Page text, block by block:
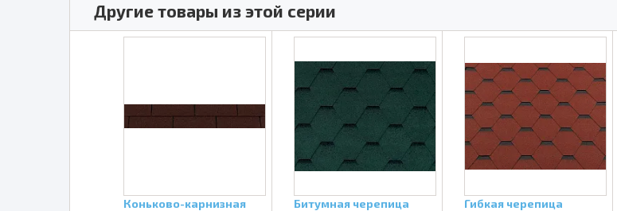
Другие товары из этой серии
Коньково-карнизная
Битумная черепица
Гибкая черепица